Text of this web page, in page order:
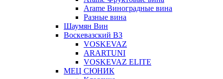
Arame Виноградные вина
Разные вина
Шаумян Вин
Воскевазский ВЗ
VOSKEVAZ
ARARTUNI
VOSKEVAZ ELITE
МЕЦ СЮНИК